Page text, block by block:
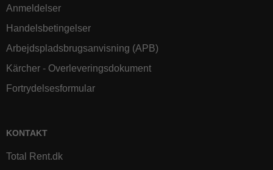
Anmeldelser
Handelsbetingelser
Arbejdspladsbrugsanvisning (APB)
Kärcher - Overleveringsdokument
Fortrydelsesformular
KONTAKT
Total Rent.dk